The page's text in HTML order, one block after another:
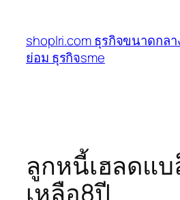
เนื้อหา
shoplri.com ธุรกิจขนาดกล
ย่อม ธุรกิจsme
ลูกหนี้เฮลดแ
เหลือ8ปี